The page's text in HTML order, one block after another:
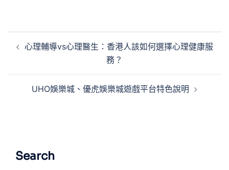
心理輔導vs心理醫生：香港人該如何選擇心理健康服
務？
UHO娛樂城、優虎娛樂城遊戲平台特色說明
Search